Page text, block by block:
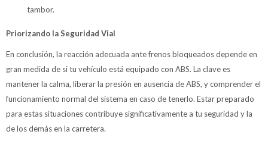
tambor.
Priorizando la Seguridad Vial
En conclusión, la reacción adecuada ante frenos bloqueados depende en
gran medida de si tu vehículo está equipado con ABS. La clave es
mantener la calma, liberar la presión en ausencia de ABS, y comprender el
funcionamiento normal del sistema en caso de tenerlo. Estar preparado
para estas situaciones contribuye significativamente a tu seguridad y la
de los demás en la carretera.